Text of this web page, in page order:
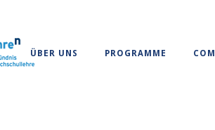
ÜBER UNS PROGRAMME